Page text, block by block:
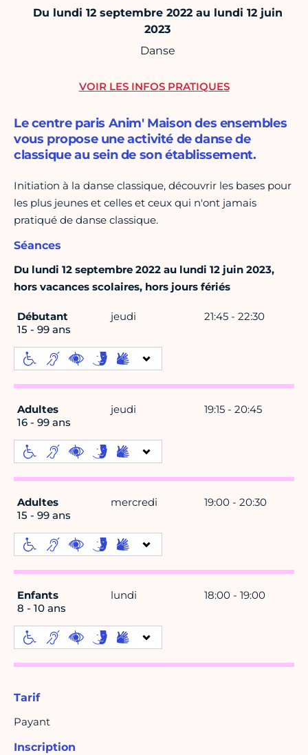
Du lundi 12 septembre 2022 au lundi 12 juin
2023
Danse
Le centre paris Anim' Maison des ensembles
vous propose une activité de danse de
classique au sein de son établissement.
Initiation à la danse classique, découvrir les bases pour
les plus jeunes et celles et ceux qui n'ont jamais
pratiqué de danse classique.
Séances
Du lundi 12 septembre 2022 au lundi 12 juin 2023,
hors vacances scolaires, hors jours fériés
Débutant
15 - 99 ans
jeudi 21:45 - 22:30
Adultes
16 - 99 ans
jeudi 19:15 - 20:45
Adultes
15 - 99 ans
mercredi 19:00 - 20:30
Enfants
8 - 10 ans
lundi 18:00 - 19:00
Tarif
Payant
Inscription
VOIR LES INFOS PRATIQUES